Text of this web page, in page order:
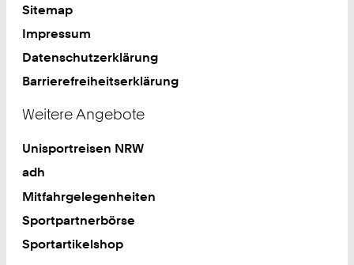
Sitemap
Impressum
Datenschutzerklärung
Barrierefreiheitserklärung
Weitere Angebote
Unisportreisen NRW
adh
Mitfahrgelegenheiten
Sportpartnerbörse
Sportartikelshop